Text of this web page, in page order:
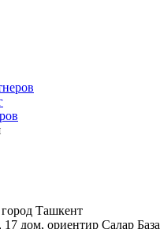
Ташкент
дом, ориентир Салар База